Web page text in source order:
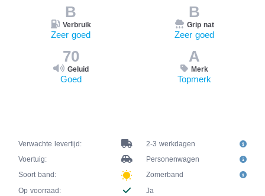
B
Verbruik
Zeer goed
B
Grip nat
Zeer goed
70
Geluid
Goed
A
Merk
Topmerk
Verwachte levertijd:
2-3 werkdagen
Voertuig:
Personenwagen
Soort band:
Zomerband
Op voorraad:
Ja